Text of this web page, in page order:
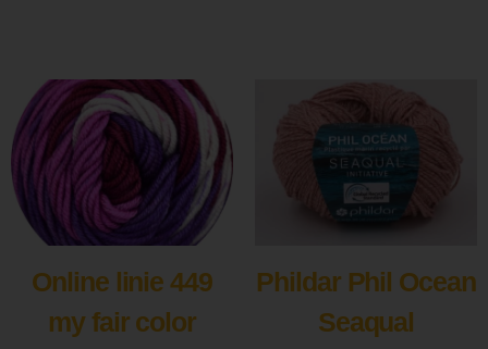
Online linie 449
my fair color
Phildar Phil Ocean
Seaqual